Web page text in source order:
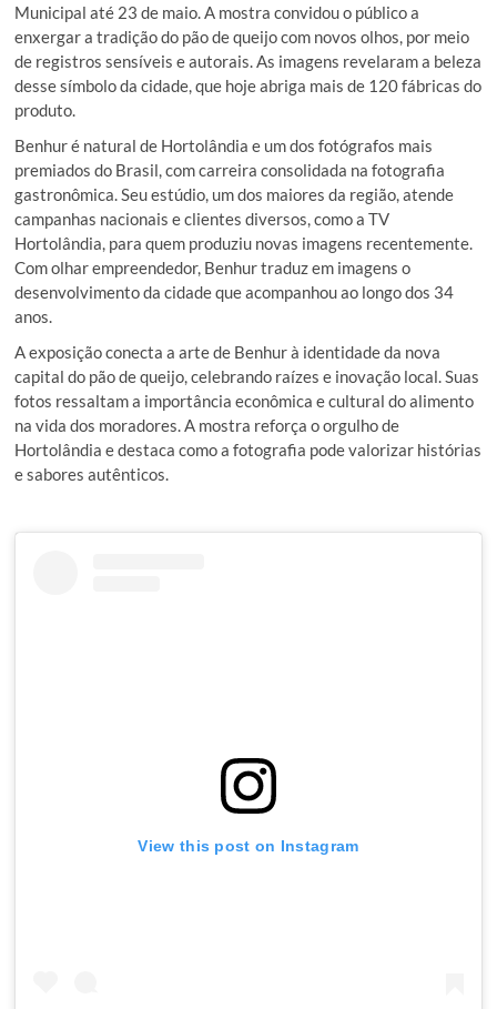
Municipal até 23 de maio. A mostra convidou o público a
enxergar a tradição do pão de queijo com novos olhos, por meio
de registros sensíveis e autorais. As imagens revelaram a beleza
desse símbolo da cidade, que hoje abriga mais de 120 fábricas do
produto.
Benhur é natural de Hortolândia e um dos fotógrafos mais
premiados do Brasil, com carreira consolidada na fotografia
gastronômica. Seu estúdio, um dos maiores da região, atende
campanhas nacionais e clientes diversos, como a TV
Hortolândia, para quem produziu novas imagens recentemente.
Com olhar empreendedor, Benhur traduz em imagens o
desenvolvimento da cidade que acompanhou ao longo dos 34
anos.
A exposição conecta a arte de Benhur à identidade da nova
capital do pão de queijo, celebrando raízes e inovação local. Suas
fotos ressaltam a importância econômica e cultural do alimento
na vida dos moradores. A mostra reforça o orgulho de
Hortolândia e destaca como a fotografia pode valorizar histórias
e sabores autênticos.
View this post on Instagram